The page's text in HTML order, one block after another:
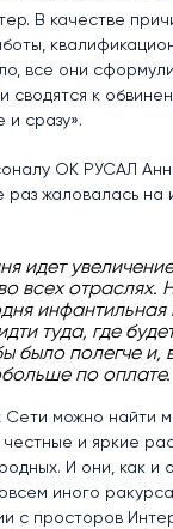
В качестве
все они
сводятся к
и сразу».
ОК РУСАЛ
раз жаловалась на
идет
всех отраслях.
инфантильная
туда, где
было полегче и,
по оплате.
можно найти
и яркие
И они, как и
иного
с просторов